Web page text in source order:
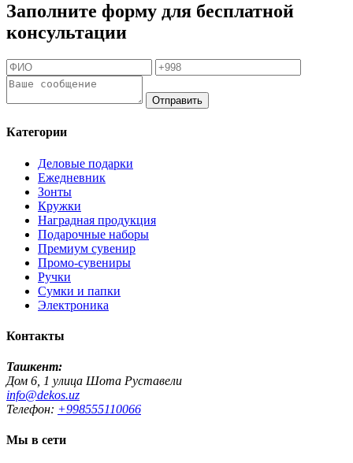
Заполните форму для бесплатной
консультации
Отправить
Категории
Деловые подарки
Ежедневник
Зонты
Кружки
Наградная продукция
Подарочные наборы
Премиум сувенир
Промо-сувениры
Ручки
Сумки и папки
Электроника
Контакты
Ташкент:
Дом 6, 1 улица Шота Руставели
info@dekos.uz
Телефон: +998555110066
Мы в сети